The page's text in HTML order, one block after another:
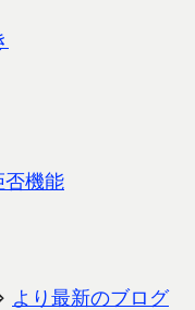
否機能
より最新のブログ